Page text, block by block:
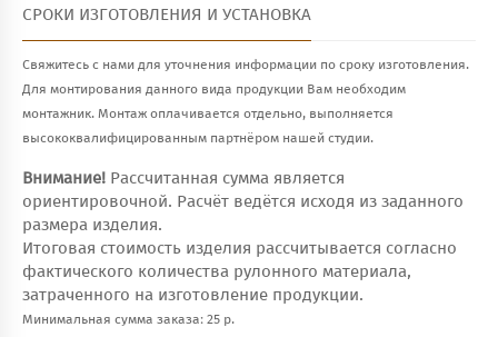
СРОКИ ИЗГОТОВЛЕНИЯ И УСТАНОВКА
Свяжитесь с нами для уточнения информации по сроку изготовления.
Для монтирования данного вида продукции Вам необходим
монтажник. Монтаж оплачивается отдельно, выполняется
высококвалифицированным партнёром нашей студии.
Внимание! Рассчитанная сумма является
ориентировочной. Расчёт ведётся исходя из заданного
размера изделия.
Итоговая стоимость изделия рассчитывается согласно
фактического количества рулонного материала,
затраченного на изготовление продукции.
Минимальная сумма заказа: 25 р.